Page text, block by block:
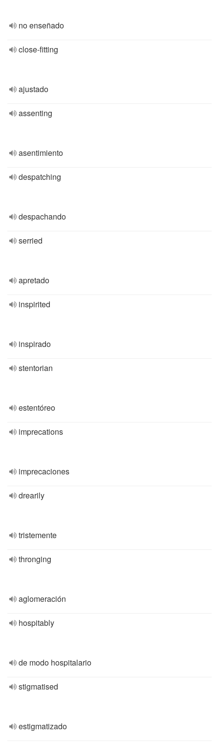
no enseñado
close-fitting
ajustado
assenting
asentimiento
despatching
despachando
serried
apretado
inspirited
inspirado
stentorian
estentóreo
imprecations
imprecaciones
drearily
tristemente
thronging
aglomeración
hospitably
de modo hospitalario
stigmatised
estigmatizado